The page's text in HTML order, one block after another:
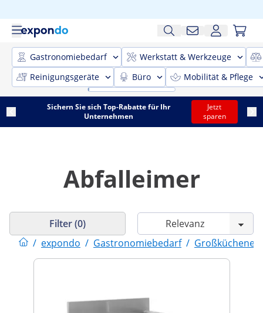
Gastronomiebedarf
Werkstatt & Werkzeuge
Reinigungsgeräte
Büro Mobilität & Pflege
Sichern Sie sich Top-Rabatte für Ihr
Unternehmen
Jetzt
sparen
Abfalleimer
/ expondo / Gastronomiebedarf /
Filter (0)